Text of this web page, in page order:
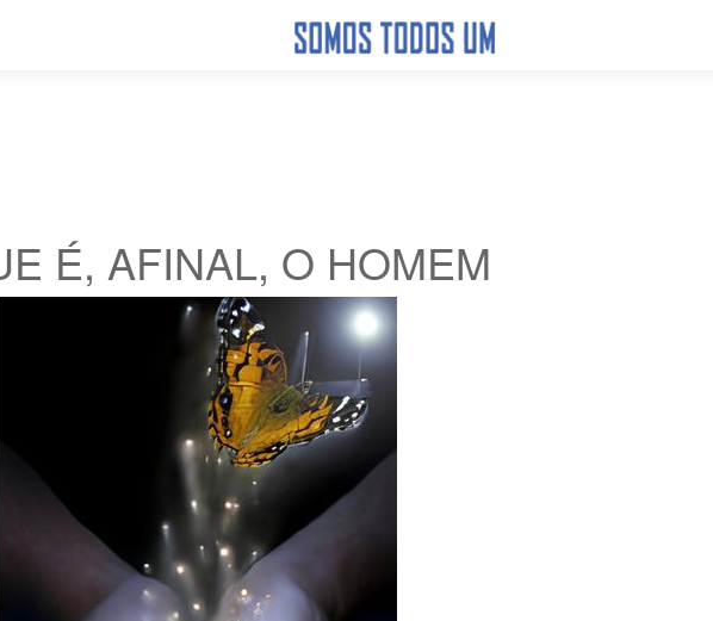
É, AFINAL, O HOMEM